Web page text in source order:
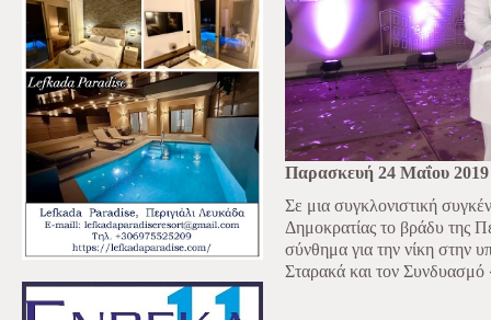
Παρασκευή 24 Μαΐου 2019
Σε μια συγκλονιστική
Δημοκρατίας το βράδυ της
σύνθημα για την νίκη στην
Σταρακά και τον Συνδυασμό